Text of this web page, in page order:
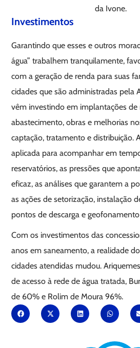
da Ivone.
Investimentos
Garantindo que esses e outros
água” trabalhem tranquilamente,
com a geração de renda para suas
cidades que são administradas pela
vêm investindo em implantações de
abastecimento, obras e melhorias
captação, tratamento e distribuição.
aplicada para acompanhar em
reservatórios, as pressões que
eficaz, as análises que garantem a
as ações de setorização, instalação
pontos de descarga e
Com os investimentos das
anos em saneamento, a realidade
cidades atendidas mudou.
de acesso à rede de água tratada,
de 60% e Rolim de Moura 96%.